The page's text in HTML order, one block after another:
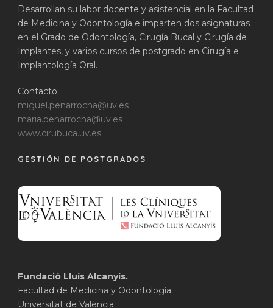
Desarrollan su labor docente y asistencial en la Facultad
de Medicina y Odontología e imparten dos asignaturas
en el Grado de Odontología, Cirugía Bucal y Cirugía de
Implantes, y varios cursos de postgrado en Cirugía e
Implantología Oral.
Contacto:
miguel.penarrocha@uv.es
maria.penarrocha@uv.es
www.cirubuca.uv.es
GESTIÓN DE POSTGRADOS
Fundació Lluís Alcanyís.
Facultad de Medicina y Odontología.
Universitat de València.